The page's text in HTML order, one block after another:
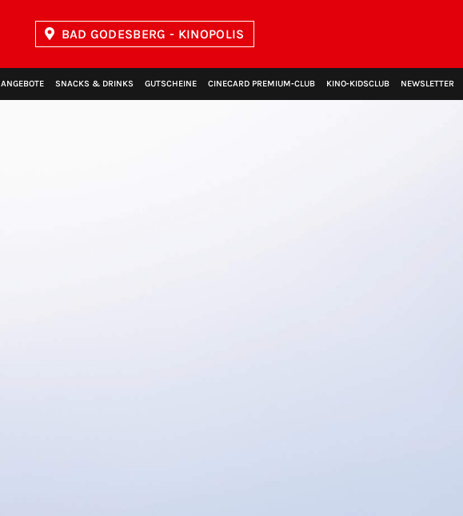
BAD GODESBERG - KINOPOLIS
ANGEBOTE SNACKS & DRINKS GUTSCHEINE CINECARD PREMIUM‑CLUB KINO‑KIDSCLUB NEWSLETTER